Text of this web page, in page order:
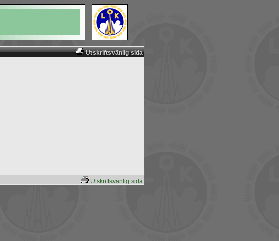
Utskriftsvänlig sida
Utskriftsvänlig sida